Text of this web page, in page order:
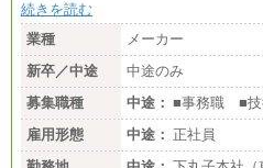
続きを読む
業種
メーカー
新卒／中途
中途のみ
募集職種
中途： ■事務職 ■技
雇用形態
中途： 正社員